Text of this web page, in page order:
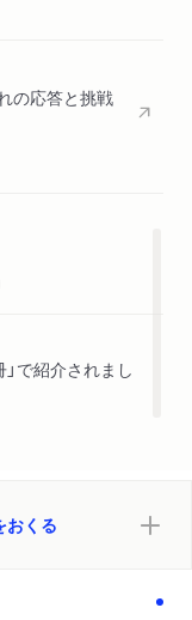
ージ
イズ》へ
ン」の表現として
の応答と挑戦
で紹介されまし
おくる